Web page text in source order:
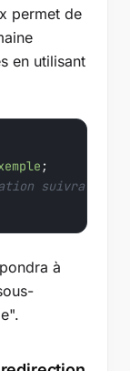
permet de
en utilisant
;
suivra
à